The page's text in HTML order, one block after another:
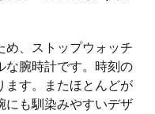
め、ストップウォッチ
な腕時計です。時刻の
ます。またほとんどが
にも馴染みやすいデザ